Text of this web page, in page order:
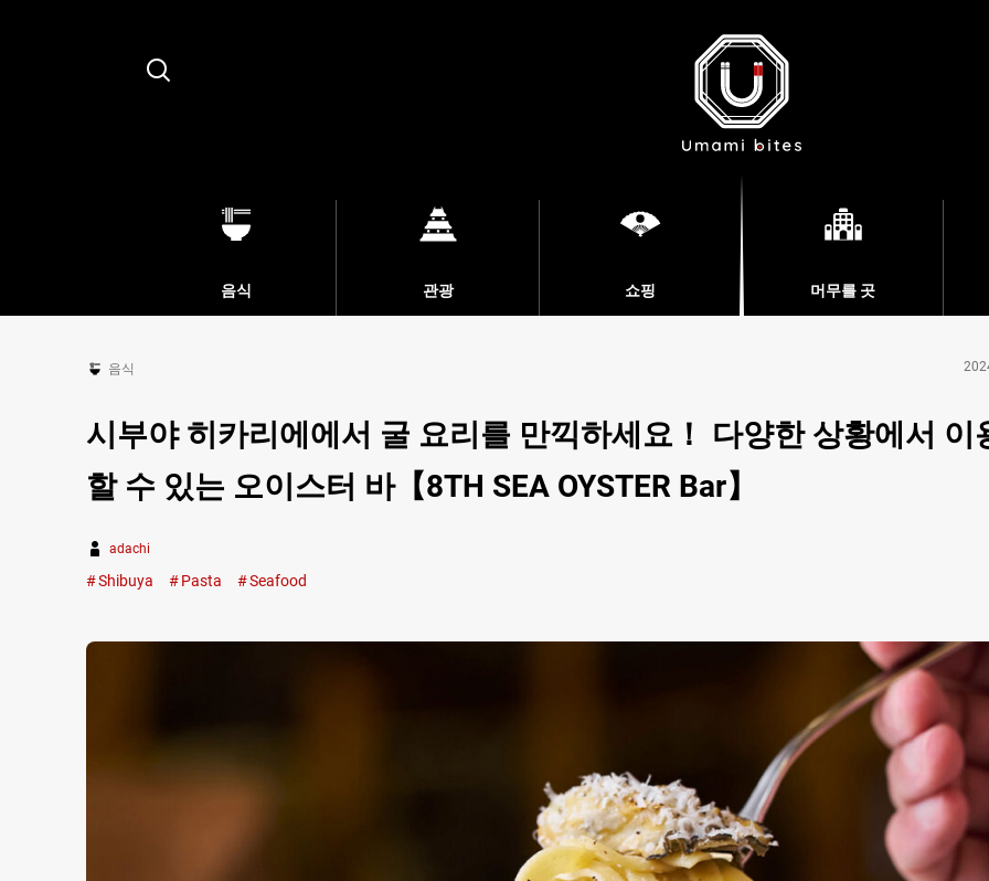
Search
음식 관광 쇼핑 머무를 곳
음식
시부야 히카리에에서 굴 요리를 만끽하세요！ 다양한 상황에서 이
할 수 있는 오이스터 바【8TH SEA OYSTER Bar】
adachi
Shibuya Pasta Seafood